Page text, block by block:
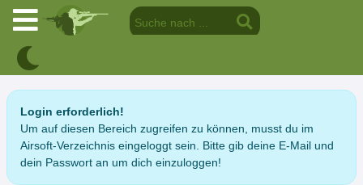
Login erforderlich!
Um auf diesen Bereich zugreifen zu können, musst du im
Airsoft-Verzeichnis eingeloggt sein. Bitte gib deine E-Mail und
dein Passwort an um dich einzuloggen!